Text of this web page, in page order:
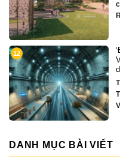
4
DANH MỤC BÀI VIẾT